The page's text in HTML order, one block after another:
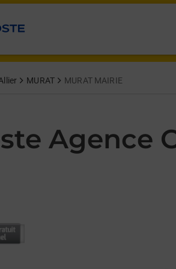
MURAT MURAT MAIRIE
Agence
Agence Communale at 5 PAUL
nouvel onglet